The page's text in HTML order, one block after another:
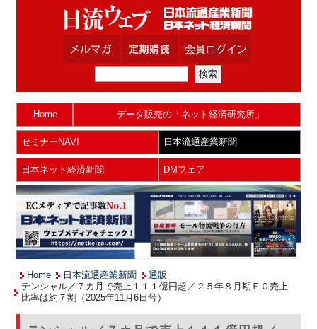
Home データ販売の「ネット経済研究所」
セミナーNAVI 日本流通産業新聞
日本ネット経済新聞 DMフェア
Home 日本流通産業新聞
通販
テンシャル／７カ月で売上１１１億円超／２５年８月期ＥＣ売上
比率は約７割（2025年11月6日号）